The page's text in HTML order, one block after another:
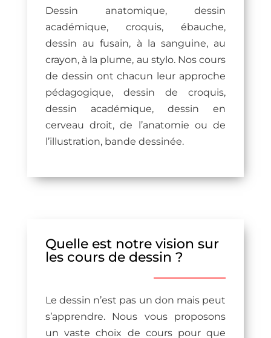
Dessin anatomique, dessin
académique, croquis, ébauche,
dessin au fusain, à la sanguine, au
crayon, à la plume, au stylo. Nos cours
de dessin ont chacun leur approche
pédagogique, dessin de croquis,
dessin académique, dessin en
cerveau droit, de l’anatomie ou de
l’illustration, bande dessinée.
Quelle est notre vision sur
les cours de dessin ?
Le dessin n’est pas un don mais peut
s’apprendre. Nous vous proposons
un vaste choix de cours pour que